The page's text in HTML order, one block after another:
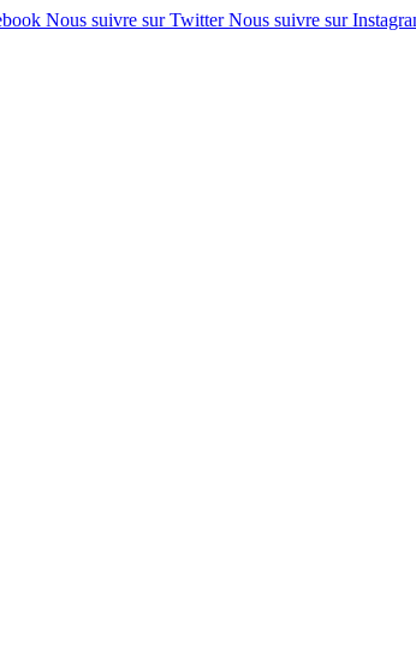
Nous suivre sur Twitter Nous suivre sur